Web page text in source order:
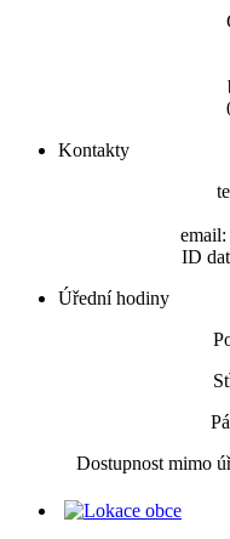
Kontakty
email:
ID
Úřední hodiny
Dostupnost mimo